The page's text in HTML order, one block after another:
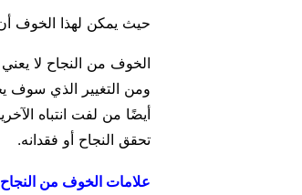
حيث يمكن لهذا الخوف
الخوف من النجاح لا
ومن التغيير الذي سوف
أيضًا من لفت انتباه
تحقق النجاح أو فقدانه.
علامات الخوف من النجاح